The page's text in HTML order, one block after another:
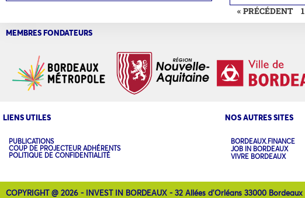
« PRÉCÉDENT 1
MEMBRES FONDATEURS
LIENS UTILES
PUBLICATIONS
COUP DE PROJECTEUR ADHÉRENTS
POLITIQUE DE CONFIDENTIALITÉ
NOS AUTRES SITES
BORDEAUX.FINANCE
JOB IN BORDEAUX
VIVRE BORDEAUX
COPYRIGHT @ 2026 - INVEST IN BORDEAUX - 32 Allées d'Orléans 33000 Bordeaux